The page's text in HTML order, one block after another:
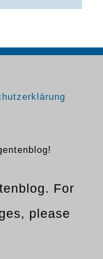
For
please